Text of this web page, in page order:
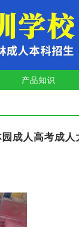
产品知识
成人高考成